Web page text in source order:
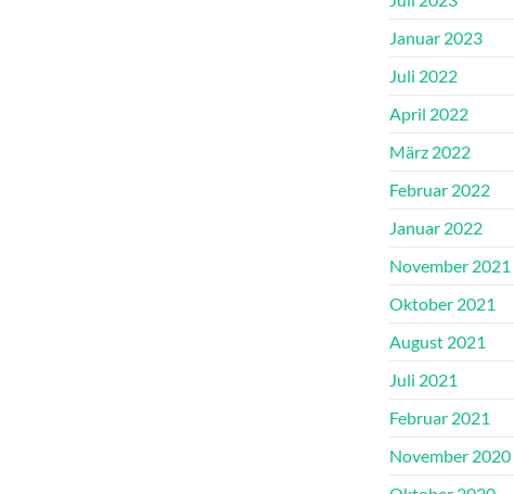
Januar 2023
Juli 2022
April 2022
März 2022
Februar 2022
Januar 2022
November 2021
Oktober 2021
August 2021
Juli 2021
Februar 2021
November 2020